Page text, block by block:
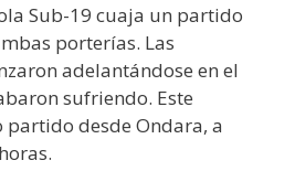
Sub-19 cuaja un partido
porterías. Las
adelantándose en el
sufriendo. Este
partido desde Ondara, a